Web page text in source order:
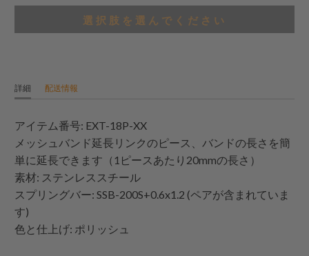
選択肢を選んでください
詳細 配送情報
アイテム番号: EXT-18P-XX
メッシュバンド延長リンクのピース、バンドの長さを簡
単に延長できます（1ピースあたり20mmの長さ）
素材: ステンレススチール
スプリングバー: SSB-200S+0.6x1.2 (ペアが含まれていま
す)
色と仕上げ: ポリッシュ